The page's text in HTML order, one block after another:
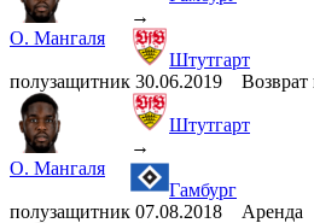
О. Мангаля
полузащитник
→
Штутгарт
30.06.2019 Возврат
О. Мангаля
полузащитник
Штутгарт
→
Гамбург
07.08.2018 Аренда